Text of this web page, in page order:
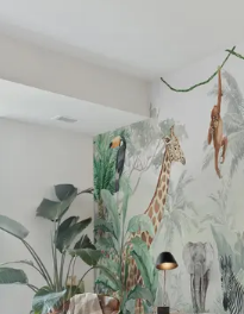
Premium
.33269.00kr/m²
Premium vinyl
516.67310.00 kr/m²